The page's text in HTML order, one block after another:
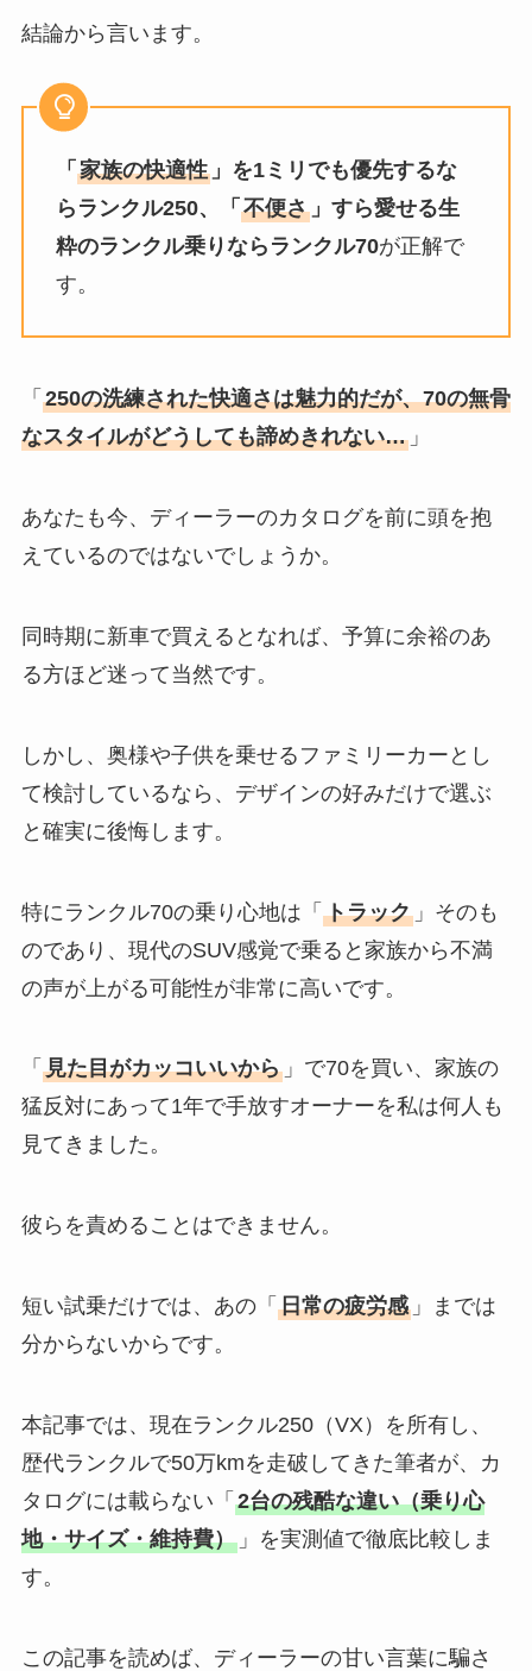
結論から言います。
「 家族の快適性」を1ミリでも優先するな
らランクル250、「 不便さ」すら愛せる生
粋のランクル乗りならランクル70が正解で
す。
「 250の洗練された快適さは魅力的だが、70の無骨
なスタイルがどうしても諦めきれない…」
あなたも今、ディーラーのカタログを前に頭を抱
えているのではないでしょうか。
同時期に新車で買えるとなれば、予算に余裕のあ
る方ほど迷って当然です。
しかし、奥様や子供を乗せるファミリーカーとし
て検討しているなら、デザインの好みだけで選ぶ
と確実に後悔します。
特にランクル70の乗り心地は「 トラック」そのも
のであり、現代のSUV感覚で乗ると家族から不満
の声が上がる可能性が非常に高いです。
「 見た目がカッコいいから」で70を買い、家族の
猛反対にあって1年で手放すオーナーを私は何人も
見てきました。
彼らを責めることはできません。
短い試乗だけでは、あの「 日常の疲労感」までは
分からないからです。
本記事では、現在ランクル250（VX）を所有し、
歴代ランクルで50万kmを走破してきた筆者が、カ
タログには載らない「 2台の残酷な違い（乗り心
地・サイズ・維持費）」を実測値で徹底比較しま
す。
この記事を読めば、ディーラーの甘い言葉に騙さ